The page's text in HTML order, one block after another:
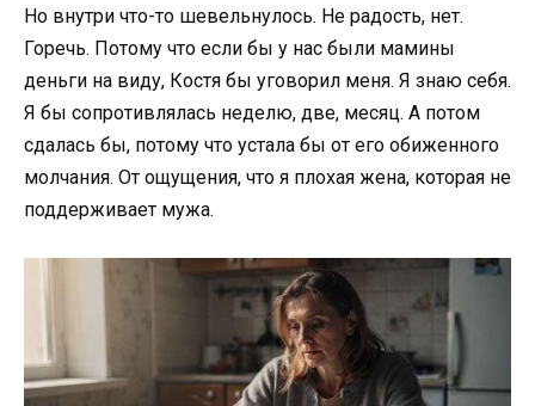
Но внутри что-то шевельнулось. Не радость, нет.
Горечь. Потому что если бы у нас были мамины
деньги на виду, Костя бы уговорил меня. Я знаю себя.
Я бы сопротивлялась неделю, две, месяц. А потом
сдалась бы, потому что устала бы от его обиженного
молчания. От ощущения, что я плохая жена, которая не
поддерживает мужа.